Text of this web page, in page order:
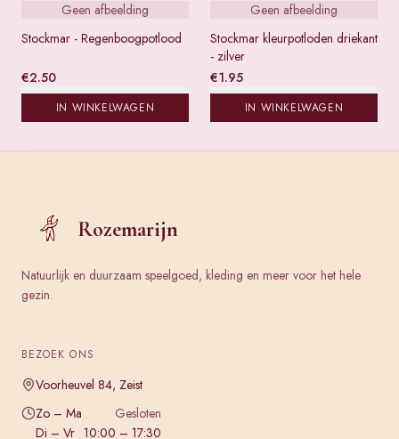
Geen afbeelding
Stockmar - Regenboogpotlood
€2.50
IN WINKELWAGEN
Geen afbeelding
Stockmar kleurpotloden driekant
- zilver
€1.95
IN WINKELWAGEN
Rozemarijn
Natuurlijk en duurzaam speelgoed, kleding en meer voor het hele
gezin.
BEZOEK ONS
Voorheuvel 84, Zeist
Zo – Ma
Gesloten
Di – Vr 10:00 – 17:30